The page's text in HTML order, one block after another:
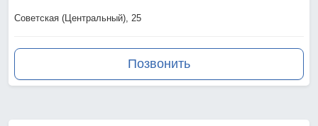
Советская (Центральный), 25
Позвонить